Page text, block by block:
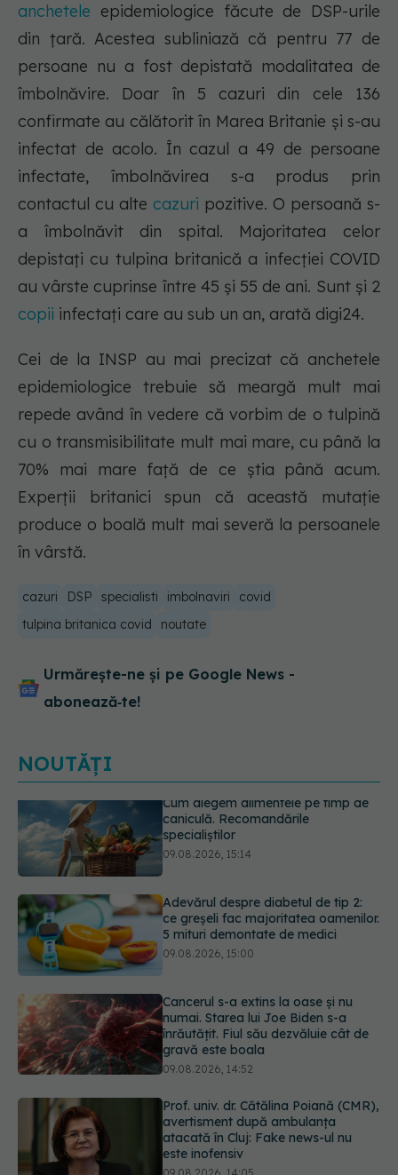
anchetele epidemiologice făcute de DSP-urile
din țară. Acestea subliniază că pentru 77 de
persoane nu a fost depistată modalitatea de
îmbolnăvire. Doar în 5 cazuri din cele 136
confirmate au călătorit în Marea Britanie și s-au
infectat de acolo. În cazul a 49 de persoane
infectate, îmbolnăvirea s-a produs prin
contactul cu alte cazuri pozitive. O persoană s-
a îmbolnăvit din spital. Majoritatea celor
depistați cu tulpina britanică a infecției COVID
au vârste cuprinse între 45 și 55 de ani. Sunt și 2
copii infectați care au sub un an, arată digi24.
Cei de la INSP au mai precizat că anchetele
epidemiologice trebuie să meargă mult mai
repede având în vedere că vorbim de o tulpină
cu o transmisibilitate mult mai mare, cu până la
70% mai mare față de ce știa până acum.
Experții britanici spun că această mutație
produce o boală mult mai severă la persoanele
în vârstă.
cazuri DSP specialisti imbolnaviri
covid
tulpina britanica covid
noutate
Urmărește-ne și pe Google News -
abonează‑te!
NOUTĂȚI
Adevărul despre diabetul de tip 2:
ce greșeli fac majoritatea oamenilor.
5 mituri demontate de medici
Cancerul s-a extins la oase și nu
numai. Starea lui Joe Biden s-a
înrăutățit. Fiul său dezvăluie cât de
Prof. univ. dr. Cătălina Poiană (CMR),
avertisment după ambulanța
atacată în Cluj: Fake news-ul nu
este inofensiv
Ora la care mănânci ar putea
influența oasele după vârsta de 50
de ani